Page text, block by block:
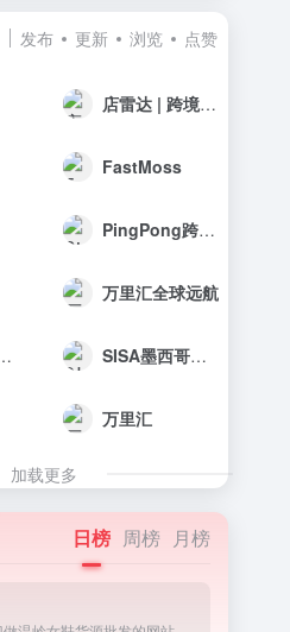
发布 更新 浏览 点赞
店雷达 | 跨境选品工具
FastMoss
PingPong跨境收款
万里汇全球远航
帮科技 SISA墨西哥海外仓
万里汇
加载更多
日榜 周榜 月榜